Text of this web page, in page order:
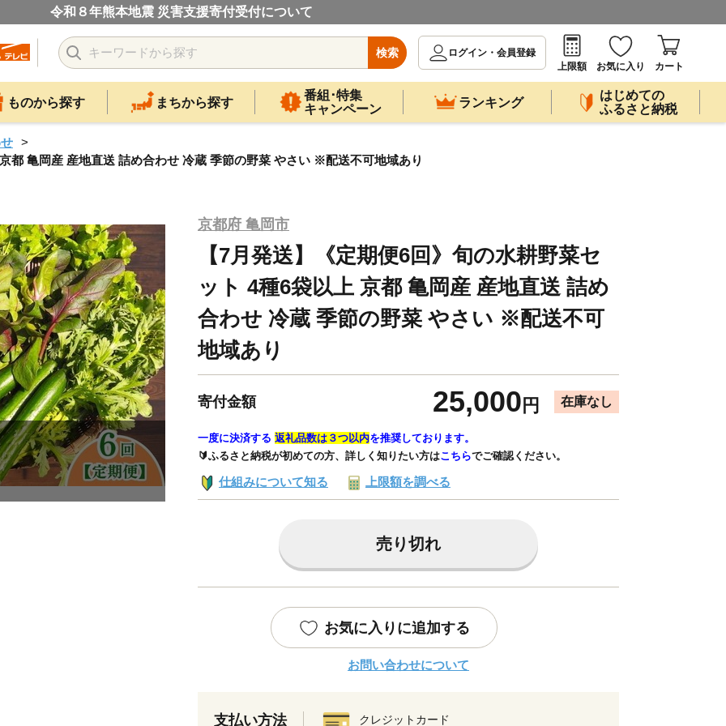
令和８年熊本地震 災害支援寄付受付について
検索
ログイン・会員登録
上限額
お気に入り カート
ものから探す まちから探す
番組･特集
キャンペーン
ランキング
はじめての
ふるさと納税
都 亀岡産 産地直送 詰め合わせ 冷蔵 季節の野菜 やさい ※配送不可地域あり
京都府 亀岡市
【7月発送】《定期便6回》旬の水耕野菜セ
ット 4種6袋以上 京都 亀岡産 産地直送 詰め
合わせ 冷蔵 季節の野菜 やさい ※配送不可
地域あり
寄付金額 25,000 円 在庫なし
一度に決済する 返礼品数は３つ以内を推奨しております。
🔰ふるさと納税が初めての方、詳しく知りたい方はこちらでご確認ください。
仕組みについて知る 上限額を調べる
売り切れ
お気に入りに追加する
お問い合わせについて
支払い方法 クレジットカード